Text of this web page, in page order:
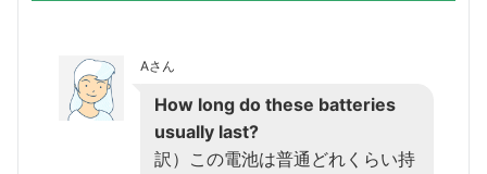
Aさん
How long do these batteries
usually last?
訳）この電池は普通どれくらい持